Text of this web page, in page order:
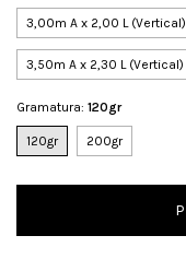
3,00m A x 2,00 L
3,50m A x 2,30 L
Gramatura: 120gr
120gr 200gr